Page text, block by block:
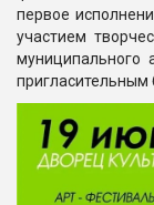
первое
участием
муниципального
пригласительным